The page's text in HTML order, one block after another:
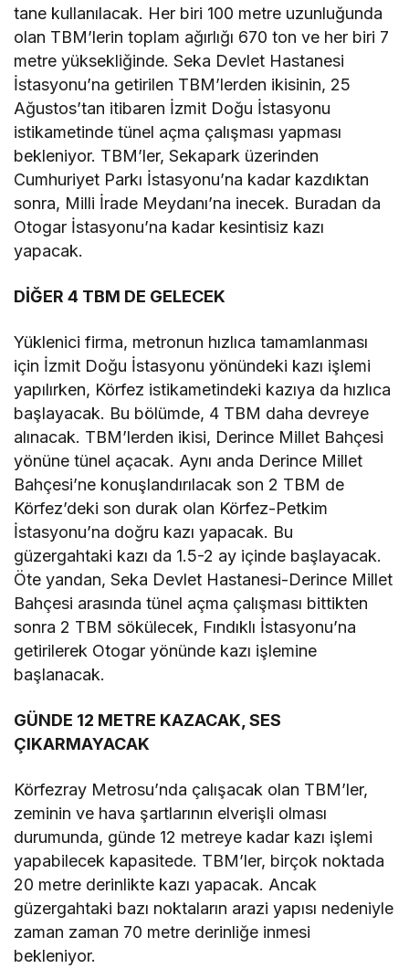
tane kullanılacak. Her biri 100 metre uzunluğunda
olan TBM’lerin toplam ağırlığı 670 ton ve her biri 7
metre yüksekliğinde. Seka Devlet Hastanesi
İstasyonu’na getirilen TBM’lerden ikisinin, 25
Ağustos’tan itibaren İzmit Doğu İstasyonu
istikametinde tünel açma çalışması yapması
bekleniyor. TBM’ler, Sekapark üzerinden
Cumhuriyet Parkı İstasyonu’na kadar kazdıktan
sonra, Milli İrade Meydanı’na inecek. Buradan da
Otogar İstasyonu’na kadar kesintisiz kazı
yapacak.
DİĞER 4 TBM DE GELECEK
Yüklenici firma, metronun hızlıca tamamlanması
için İzmit Doğu İstasyonu yönündeki kazı işlemi
yapılırken, Körfez istikametindeki kazıya da hızlıca
başlayacak. Bu bölümde, 4 TBM daha devreye
alınacak. TBM’lerden ikisi, Derince Millet Bahçesi
yönüne tünel açacak. Aynı anda Derince Millet
Bahçesi’ne konuşlandırılacak son 2 TBM de
Körfez’deki son durak olan Körfez-Petkim
İstasyonu’na doğru kazı yapacak. Bu
güzergahtaki kazı da 1.5-2 ay içinde başlayacak.
Öte yandan, Seka Devlet Hastanesi-Derince Millet
Bahçesi arasında tünel açma çalışması bittikten
sonra 2 TBM sökülecek, Fındıklı İstasyonu’na
getirilerek Otogar yönünde kazı işlemine
başlanacak.
GÜNDE 12 METRE KAZACAK, SES
ÇIKARMAYACAK
Körfezray Metrosu’nda çalışacak olan TBM’ler,
zeminin ve hava şartlarının elverişli olması
durumunda, günde 12 metreye kadar kazı işlemi
yapabilecek kapasitede. TBM’ler, birçok noktada
20 metre derinlikte kazı yapacak. Ancak
güzergahtaki bazı noktaların arazi yapısı nedeniyle
zaman zaman 70 metre derinliğe inmesi
bekleniyor.